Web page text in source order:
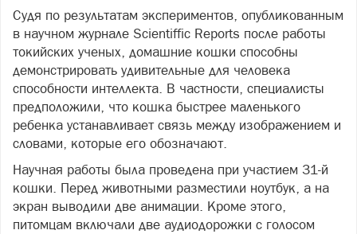
Судя по результатам экспериментов, опубликованным
в научном журнале Scientiffic Reports после работы
токийских ученых, домашние кошки способны
демонстрировать удивительные для человека
способности интеллекта. В частности, специалисты
предположили, что кошка быстрее маленького
ребенка устанавливает связь между изображением и
словами, которые его обозначают.
Научная работы была проведена при участием 31-й
кошки. Перед животными разместили ноутбук, а на
экран выводили две анимации. Кроме этого,
питомцам включали две аудиодорожки с голосом